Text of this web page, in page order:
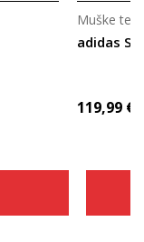
adidas
Muške
119,99 €